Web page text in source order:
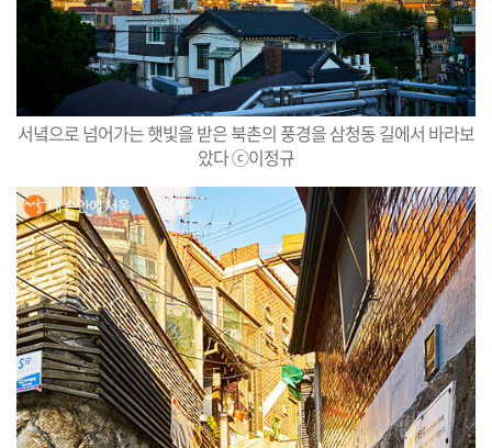
서녘으로 넘어가는 햇빛을 받은 북촌의 풍경을 삼청동 길에서 바라보
았다 ⓒ이정규